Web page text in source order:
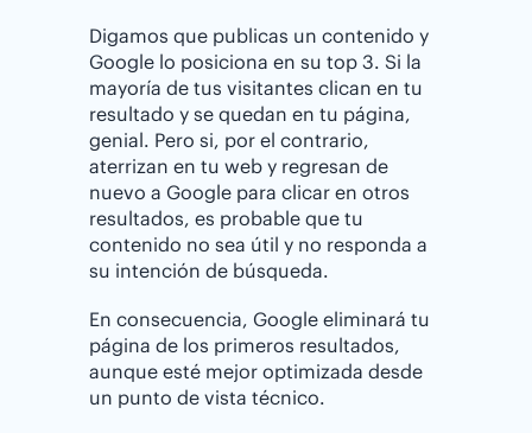
Digamos que publicas un contenido y
Google lo posiciona en su top 3. Si la
mayoría de tus visitantes clican en tu
resultado y se quedan en tu página,
genial. Pero si, por el contrario,
aterrizan en tu web y regresan de
nuevo a Google para clicar en otros
resultados, es probable que tu
contenido no sea útil y no responda a
su intención de búsqueda.
En consecuencia, Google eliminará tu
página de los primeros resultados,
aunque esté mejor optimizada desde
un punto de vista técnico.